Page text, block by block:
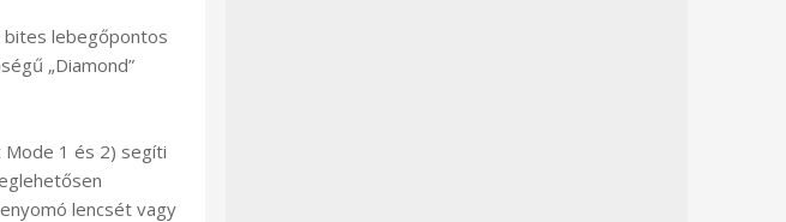
bites lebegőpontos
„Diamond”
Mode 1 és 2) segíti
lencsét vagy